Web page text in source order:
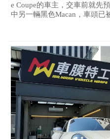
e Coupe的車主，交車前就先
中另一輛黑色Macan，車頭已